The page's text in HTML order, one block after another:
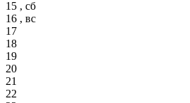
15 , сб
16 , вс
17
18
19
20
21
22